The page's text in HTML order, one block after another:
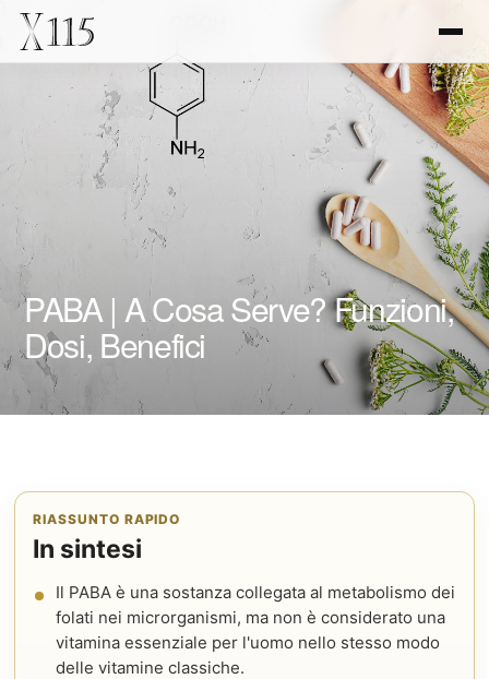
PABA | A Cosa Serve? Funzioni,
Dosi, Benefici
RIASSUNTO RAPIDO
In sintesi
Il PABA è una sostanza collegata al metabolismo dei
folati nei microrganismi, ma non è considerato una
vitamina essenziale per l'uomo nello stesso modo
delle vitamine classiche.